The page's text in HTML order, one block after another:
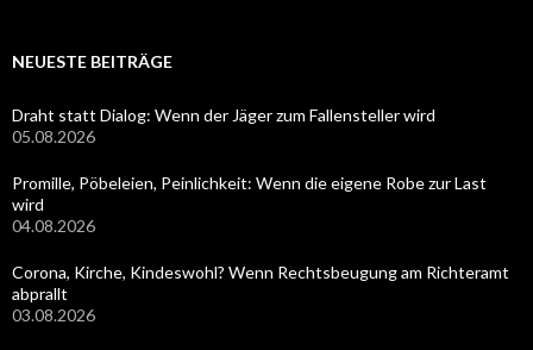
NEUESTE BEITRÄGE
Draht statt Dialog: Wenn der Jäger zum Fallensteller wird
05.08.2026
Promille, Pöbeleien, Peinlichkeit: Wenn die eigene Robe zur Last
wird
04.08.2026
Corona, Kirche, Kindeswohl? Wenn Rechtsbeugung am Richteramt
abprallt
03.08.2026